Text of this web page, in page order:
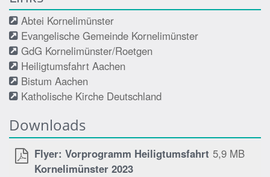
Abtei Kornelimünster
Evangelische Gemeinde Kornelimünster
GdG Kornelimünster/Roetgen
Heiligtumsfahrt Aachen
Bistum Aachen
Katholische Kirche Deutschland
Downloads
Flyer: Vorprogramm Heiligtumsfahrt
Kornelimünster 2023
5,9 MB